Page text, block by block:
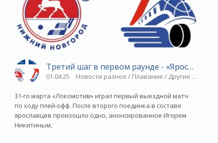
Третий шаг в первом раунде -
01.04.25 Новости разное / Плавание / Другие виды
31-го марта «Локомотив» играл первый выездной матч
по ходу плей-офф. После второго поединка в составе
ярославцев произошло одно, анонсированное Игорем
Никитиным,